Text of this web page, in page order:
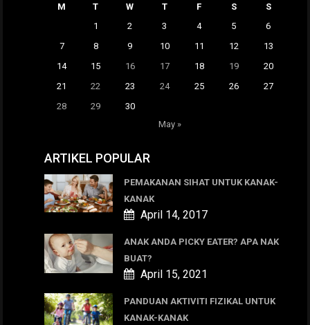
M T W T F S
S
1
2 3 4 5
6
7
8 9 10 11 12
13
14
15 16 17 18 19
20
21
22 23 24 25 26
27
28
29
30
May »
ARTIKEL POPULAR
PEMAKANAN SIHAT UNTUK KANAK-
KANAK
April 14, 2017
ANAK ANDA PICKY EATER? APA NAK
BUAT?
April 15, 2021
PANDUAN AKTIVITI FIZIKAL UNTUK
KANAK-KANAK